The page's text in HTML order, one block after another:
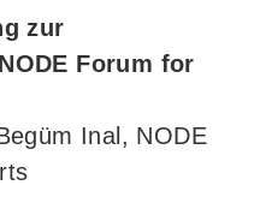
zur
Forum for
Inal, NODE